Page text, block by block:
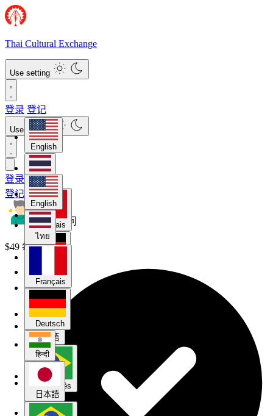
Thai Cultural Exchange
Use setting
English
ไทย
Français
हिन्दी
日本語
Português
登录 登记
Use setting
English
ไทย
Français
Deutsch
हिन्दी
日本語
登录
登记
每月访问
$49 每月